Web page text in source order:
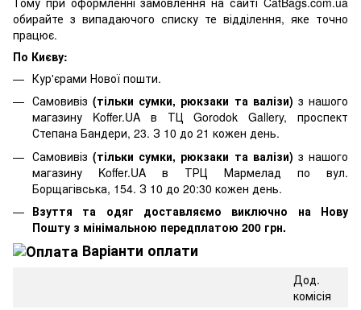
обирайте з випадаючого списку те відділення, яке точно
працює.
По Києву:
Кур'єрами Нової пошти.
Самовивіз(тільки сумки, рюкзаки та валізи) з нашого
магазину Koffer.UA в ТЦ Gorodok Gallery, проспект
Степана Бандери, 23. З 10 до 21 кожен день.
Самовивіз(тільки сумки, рюкзаки та валізи) з нашого
магазину Koffer.UA в ТРЦ Мармелад по вул.
Борщагівська, 154. З 10 до 20:30 кожен день.
Взуття та одяг доставляємо виключно на Нову
Пошту з мінімальною передплатою 200 грн.
Варіанти оплати
Дод.
комісія